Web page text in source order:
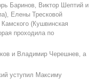
Баринов, Виктор Шептий и
Елены Тресковой
(Кушвинская
проходила по
и Владимир Черешнев, а
уступил Максиму